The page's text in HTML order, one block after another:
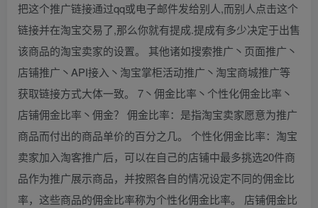
把这个推广链接通过qq或电子邮件发给别人,而别人点击这个
链接并在淘宝交易了,那么你就有提成.提成有多少决定于出售
该商品的淘宝卖家的设置。 其他诸如搜索推广丶页面推广丶
店铺推广丶API接入丶淘宝掌柜活动推广丶淘宝商城推广等
获取链接方式大体一致。 7丶佣金比率丶个性化佣金比率丶
店铺佣金比率丶佣金？ 佣金比率：是指淘宝卖家愿意为推广
商品而付出的商品单价的百分之几。 个性化佣金比率：淘宝
卖家加入淘客推广后，可以在自己的店铺中最多挑选20件商
品作为推广展示商品，并按照各自的情况设定不同的佣金比
率，这些商品的佣金比率称为个性化佣金比率。 店铺佣金比